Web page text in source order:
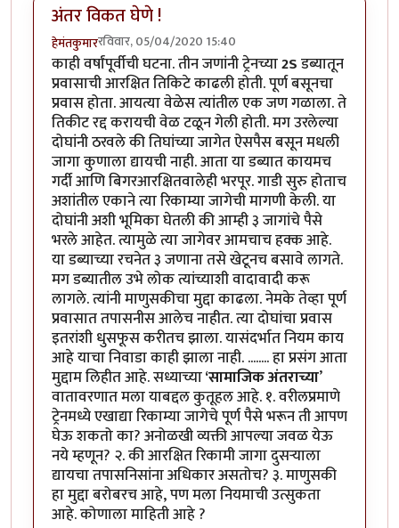
अंतर विकत घेणे !
हेमंतकुमाररविवार, 05/04/2020 15:40
काही वर्षांपूर्वीची घटना. तीन जणांनी ट्रेनच्या2Sडब्यातून
प्रवासाची आरक्षित तिकिटे काढली होती. पूर्ण बसूनचा
प्रवास होता. आयत्या वेळेस त्यांतील एक जण गळाला. ते
तिकीट रद्द करायची वेळ टळून गेली होती. मग उरलेल्या
दोघांनी ठरवले की तिघांच्या जागेत ऐसपैस बसून मधली
जागा कुणाला द्यायची नाही. आता या डब्यात कायमच
गर्दी आणि बिगरआरक्षितवालेही भरपूर. गाडी सुरु होताच
अशांतील एकाने त्या रिकाम्या जागेची मागणी केली. या
दोघांनी अशी भूमिका घेतली की आम्ही ३ जागांचे पैसे
भरले आहेत. त्यामुळे त्या जागेवर आमचाच हक्क आहे.
या डब्याच्या रचनेत ३ जणाना तसे खेटूनच बसावे लागते.
मग डब्यातील उभे लोक त्यांच्याशी वादावादी करू
लागले. त्यांनी माणुसकीचा मुद्दा काढला. नेमके तेव्हा पूर्ण
प्रवासात तपासनीस आलेच नाहीत. त्या दोघांचा प्रवास
इतरांशी धुसफूस करीतच झाला. यासंदर्भात नियम काय
आहे याचा निवाडा काही झाला नाही. ........ हा प्रसंग आता
मुद्दाम लिहीत आहे. सध्याच्या‘सामाजिक अंतराच्या’
वातावरणात मला याबद्दल कुतूहल आहे. १. वरीलप्रमाणे
ट्रेनमध्ये एखाद्या रिकाम्या जागेचे पूर्ण पैसे भरून ती आपण
घेऊ शकतो का? अनोळखी व्यक्ती आपल्या जवळ येऊ
नये म्हणून? २. की आरक्षित रिकामी जागा दुसऱ्याला
द्यायचा तपासनिसांना अधिकार असतोच? ३. माणुसकी
हा मुद्दा बरोबरच आहे, पण मला नियमाची उत्सुकता
आहे. कोणाला माहिती आहे ?